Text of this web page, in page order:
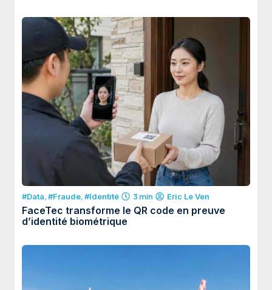
#Data,#Fraude,#Identité 3 min Eric Le Ven
FaceTec transforme le QR code en preuve
d’identité biométrique